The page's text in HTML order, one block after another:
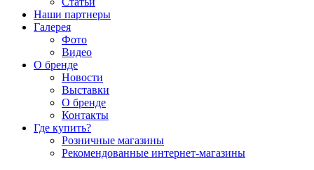
Наши партнеры
Галерея
Фото
Видео
О бренде
Новости
Выставки
О бренде
Контакты
Где купить?
Розничные магазины
Рекомендованные интернет-магазины